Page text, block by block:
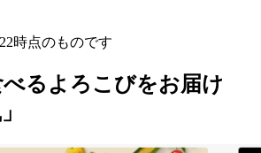
時点のものです
るよろこびをお届け